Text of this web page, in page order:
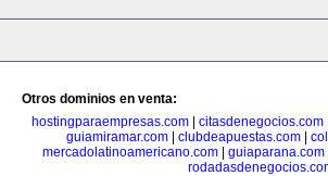
Otros dominios en venta:
hostingparaempresas.com| citasdenegocios.com
guiamiramar.com
clubdeapuestas.com
mercadolatinoamericano.com| guiaparana.com